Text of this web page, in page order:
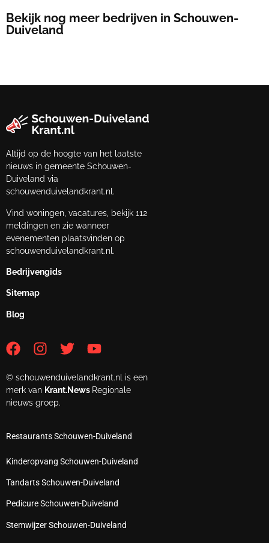
Bekijk nog meer bedrijven in Schouwen-
Duiveland
Altijd op de hoogte van het laatste
nieuws in gemeente Schouwen-
Duiveland via
schouwenduivelandkrant.nl.
Vind woningen, vacatures, bekijk 112
meldingen en zie wanneer
evenementen plaatsvinden op
schouwenduivelandkrant.nl.
Bedrijvengids
Sitemap
Blog
© schouwenduivelandkrant.nl is een
merk van Krant.News Regionale
nieuws groep.
Restaurants Schouwen-Duiveland
Kinderopvang Schouwen-Duiveland
Tandarts Schouwen-Duiveland
Pedicure Schouwen-Duiveland
Stemwijzer Schouwen-Duiveland